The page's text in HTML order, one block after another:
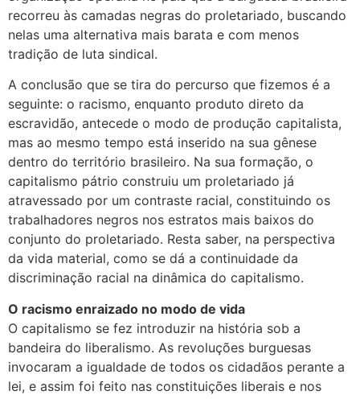
recorreu às camadas negras do proletariado, buscando
nelas uma alternativa mais barata e com menos
tradição de luta sindical.
A conclusão que se tira do percurso que fizemos é a
seguinte: o racismo, enquanto produto direto da
escravidão, antecede o modo de produção capitalista,
mas ao mesmo tempo está inserido na sua gênese
dentro do território brasileiro. Na sua formação, o
capitalismo pátrio construiu um proletariado já
atravessado por um contraste racial, constituindo os
trabalhadores negros nos estratos mais baixos do
conjunto do proletariado. Resta saber, na perspectiva
da vida material, como se dá a continuidade da
discriminação racial na dinâmica do capitalismo.
O racismo enraizado no modo de vida
O capitalismo se fez introduzir na história sob a
bandeira do liberalismo. As revoluções burguesas
invocaram a igualdade de todos os cidadãos perante a
lei, e assim foi feito nas constituições liberais e nos